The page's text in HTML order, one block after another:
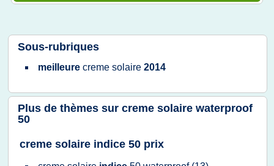
Sous-rubriques
meilleure creme solaire 2014
Plus de thèmes sur creme solaire waterproof
50
creme solaire indice 50 prix